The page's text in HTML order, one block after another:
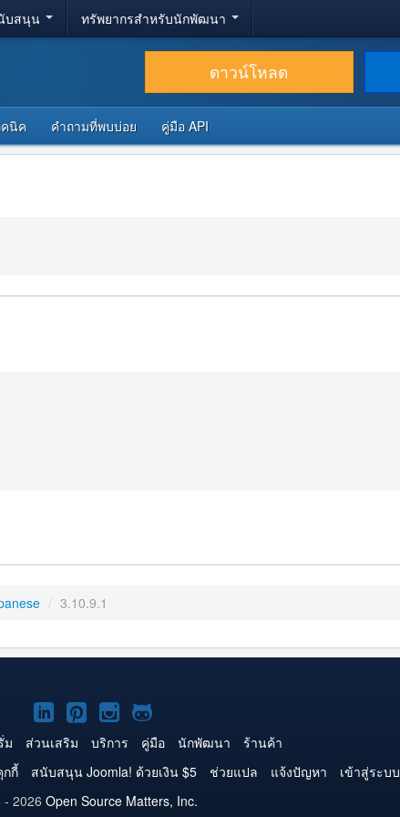
บสนุน ทรัพยากรสำหรับนักพัฒนา
ดาวน์โหลด
นิค คำถามที่พบบ่อย คู่มือ API
/ 3.10.9.1
Joomla!
บน
YouTube
Joomla!
บน
LinkedIn
Joomla!
บน
Pinterest
Joomla!
บน
Instagram
Joomla!
บน
GitHub
ม ส่วนเสริม บริการ คู่มือ นักพัฒนา
ร้านค้า
กี้ สนับสนุน Joomla! ด้วยเงิน $5 ช่วยแปล แจ้งปัญหา
เข้าสู่ระบบ
2026 Open Source Matters, Inc.